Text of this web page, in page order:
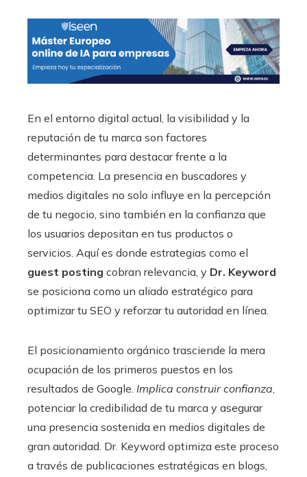
En el entorno digital actual, la visibilidad y la
reputación de tu marca son factores
determinantes para destacar frente a la
competencia. La presencia en buscadores y
medios digitales no solo influye en la percepción
de tu negocio, sino también en la confianza que
los usuarios depositan en tus productos o
servicios. Aquí es donde estrategias como el
guest posting cobran relevancia, y Dr. Keyword
se posiciona como un aliado estratégico para
optimizar tu SEO y reforzar tu autoridad en línea.
El posicionamiento orgánico trasciende la mera
ocupación de los primeros puestos en los
resultados de Google. Implica construir confianza,
potenciar la credibilidad de tu marca y asegurar
una presencia sostenida en medios digitales de
gran autoridad. Dr. Keyword optimiza este proceso
a través de publicaciones estratégicas en blogs,